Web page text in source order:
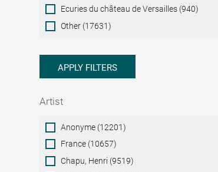
Ecuries du château de Versailles (940)
Other (17631)
APPLY FILTERS
Artist
ArtistAnonyme (12201)
France (10657)
Chapu, Henri (9519)